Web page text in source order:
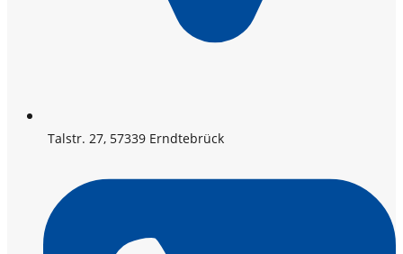
Talstr. 27, 57339 Erndtebrück